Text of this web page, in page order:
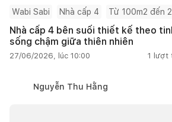
Wabi Sabi Nhà cấp 4 Từ 100m2 đến
Nhà cấp 4 bên suối thiết kế theo
sống chậm giữa thiên nhiên
27/06/2026, lúc 10:00 1 lượt
Nguyễn Thu Hằng